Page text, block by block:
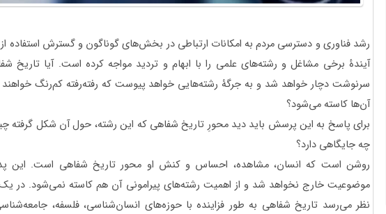
رشد فناوری و دسترسی مردم به امکانات ارتباطی در بخش‌های گوناگون و گسترش
آیندۀ برخی مشاغل و رشته‌های علمی را با ابهام و تردید‌ مواجه کرده است. آیا تاریخ
سرنوشت دچار خواهد شد و به جرگۀ رشته‌هایی خواهد پیوست که رفته‌رفته کم‌رنگ
آن‌ها کاسته می‌شود؟
برای پاسخ به این پرسش باید دید محورِ تاریخ شفاهی که این رشته، حول آن شکل گرفته
چه جایگاهی دارد؟
روشن است که انسان، مشاهده، احساس و کنش او محور تاریخ شفاهی است. این
موضوعیت خارج نخواهد شد و از اهمیت رشته‌های پیرامونی آن هم کاسته نمی‌شود. در یک
نظر می‌رسد تاریخ شفاهی به طور فزاینده‌ با حوزه‌های انسان‌شناسی، فلسفه،